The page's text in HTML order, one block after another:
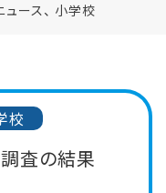
ュース、 小学校
校
査の結果